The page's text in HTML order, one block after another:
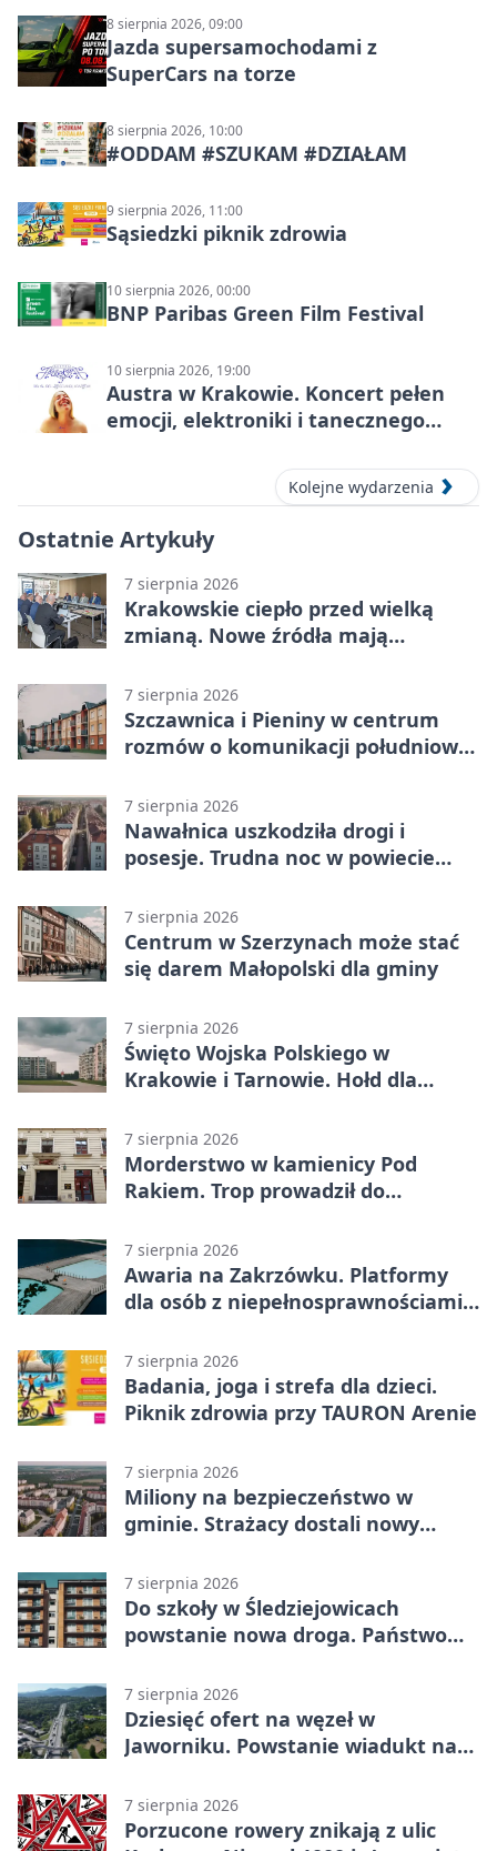
8 sierpnia 2026, 09:00
Jazda supersamochodami z
SuperCars na torze
8 sierpnia 2026, 10:00
#ODDAM #SZUKAM #DZIAŁAM
9 sierpnia 2026, 11:00
Sąsiedzki piknik zdrowia
10 sierpnia 2026, 00:00
BNP Paribas Green Film Festival
10 sierpnia 2026, 19:00
Austra w Krakowie. Koncert pełen
emocji, elektroniki i tanecznego
Kolejne wydarzenia
Ostatnie Artykuły
7 sierpnia 2026
Krakowskie ciepło przed wielką
zmianą. Nowe źródła mają
7 sierpnia 2026
Szczawnica i Pieniny w centrum
rozmów o komunikacji południowej
7 sierpnia 2026
Nawałnica uszkodziła drogi i
posesje. Trudna noc w powiecie
7 sierpnia 2026
Centrum w Szerzynach może stać
się darem Małopolski dla gminy
7 sierpnia 2026
Święto Wojska Polskiego w
Krakowie i Tarnowie. Hołd dla
7 sierpnia 2026
Morderstwo w kamienicy Pod
Rakiem. Trop prowadził do
7 sierpnia 2026
Awaria na Zakrzówku. Platformy
dla osób z niepełnosprawnościami
7 sierpnia 2026
Badania, joga i strefa dla dzieci.
Piknik zdrowia przy TAURON Arenie
7 sierpnia 2026
Miliony na bezpieczeństwo w
gminie. Strażacy dostali nowy
7 sierpnia 2026
Do szkoły w Śledziejowicach
powstanie nowa droga. Państwo
7 sierpnia 2026
Dziesięć ofert na węzeł w
Jaworniku. Powstanie wiadukt nad
7 sierpnia 2026
Porzucone rowery znikają z ulic